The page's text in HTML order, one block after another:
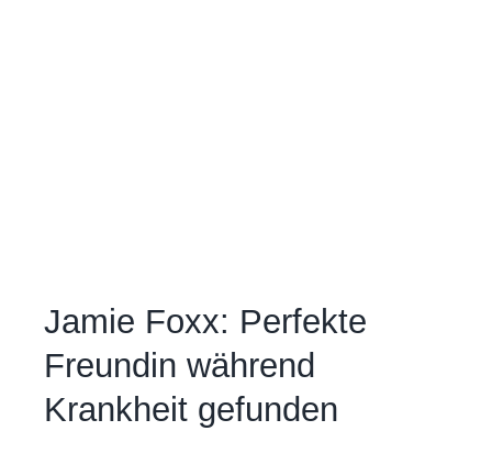
Jamie Foxx: Perfekte
Freundin während
Krankheit gefunden